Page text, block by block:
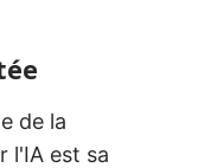
de la
l'IA est sa